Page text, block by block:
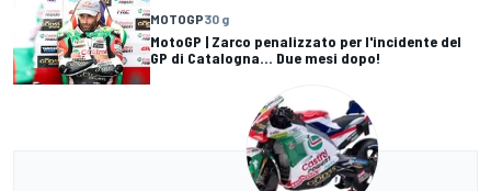
MOTOGP30 g
MotoGP | Zarco penalizzato per l'incidente del
GP di Catalogna... Due mesi dopo!